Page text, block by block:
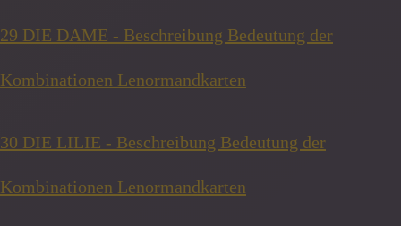
29 DIE DAME - Beschreibung Bedeutung der
Kombinationen Lenormandkarten
30 DIE LILIE - Beschreibung Bedeutung der
Kombinationen Lenormandkarten